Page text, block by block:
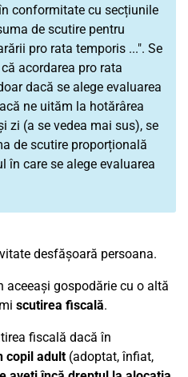
conformitate cu secțiunile
de scutire pentru
pro rata temporis ...". Se
acordarea pro rata
dacă se alege evaluarea
ne uităm la hotărârea
zi (a se vedea mai sus), se
de scutire proporțională
în care se alege evaluarea
desfășoară persoana.
aceeași gospodărie cu o altă
scutirea fiscală.
fiscală dacă în
copil adult(adoptat, înfiat,